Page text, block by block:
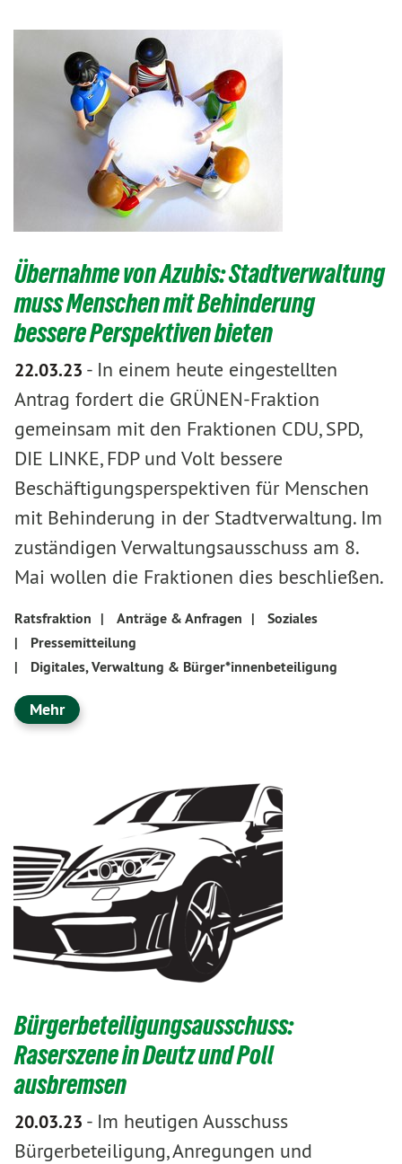
Übernahme von Azubis: Stadtverwaltung
muss Menschen mit Behinderung
bessere Perspektiven bieten
22.03.23 - In einem heute eingestellten
Antrag fordert die GRÜNEN-Fraktion
gemeinsam mit den Fraktionen CDU, SPD,
DIE LINKE, FDP und Volt bessere
Beschäftigungsperspektiven für Menschen
mit Behinderung in der Stadtverwaltung. Im
zuständigen Verwaltungsausschuss am 8.
Mai wollen die Fraktionen dies beschließen.
Ratsfraktion | Anträge & Anfragen |
Soziales
|
Pressemitteilung
|
Digitales, Verwaltung & Bürger*innenbeteiligung
Mehr
Bürgerbeteiligungsausschuss:
Raserszene in Deutz und Poll
ausbremsen
20.03.23 - Im heutigen Ausschuss
Bürgerbeteiligung, Anregungen und